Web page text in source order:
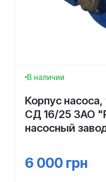
В наличии
Корпус насоса,
СД 16/25 ЗАО
насосный
6 000 грн